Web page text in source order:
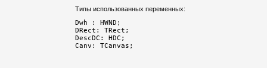
Типы использованных переменных:
Dwh : HWND;
DRect: TRect;
DescDC: HDC;